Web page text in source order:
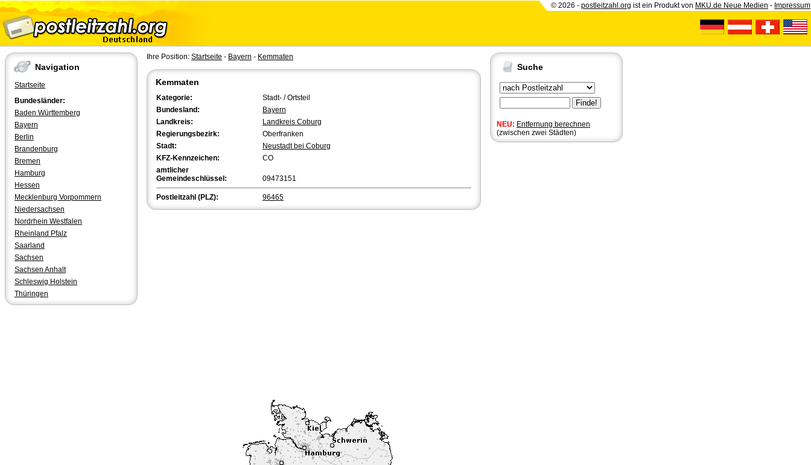
© 2026 - postleitzahl.org ist ein Produkt von MKU.de Neue Medien - Impressum
Navigation
Startseite
Bundesländer:
Baden Württemberg
Bayern
Berlin
Brandenburg
Bremen
Hamburg
Hessen
Mecklenburg Vorpommern
Niedersachsen
Nordrhein Westfalen
Rheinland Pfalz
Saarland
Sachsen
Sachsen Anhalt
Schleswig Holstein
Thüringen
Suche
NEU: Entfernung berechnen
(zwischen zwei Städten)
Ihre Position: Startseite - Bayern - Kemmaten
Kemmaten
Kategorie:
Stadt- / Ortsteil
Bundesland:
Bayern
Landkreis:
Landkreis Coburg
Regierungsbezirk:
Oberfranken
Stadt:
Neustadt bei Coburg
KFZ-Kennzeichen:
CO
amtlicher
Gemeindeschlüssel:
09473151
Postleitzahl (PLZ): 96465